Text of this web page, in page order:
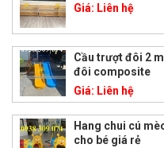
Giá: Liên hệ
Cầu trượt đôi 2
đôi composite
Giá: Liên hệ
Hang chui cú
cho bé giá rẻ